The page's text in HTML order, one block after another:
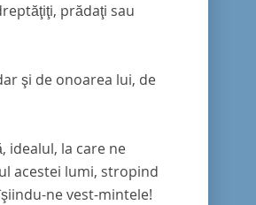
prădaţi sau
şi de onoarea lui, de
idealul, la care ne
acestei lumi, stropind
ne vest-mintele!